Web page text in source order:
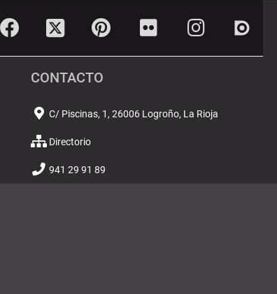
Facebook Twitter Pinterest Instagram
CONTACTO
C/ Piscinas, 1, 26006 Logroño, La Rioja
Directorio
941 29 91 89